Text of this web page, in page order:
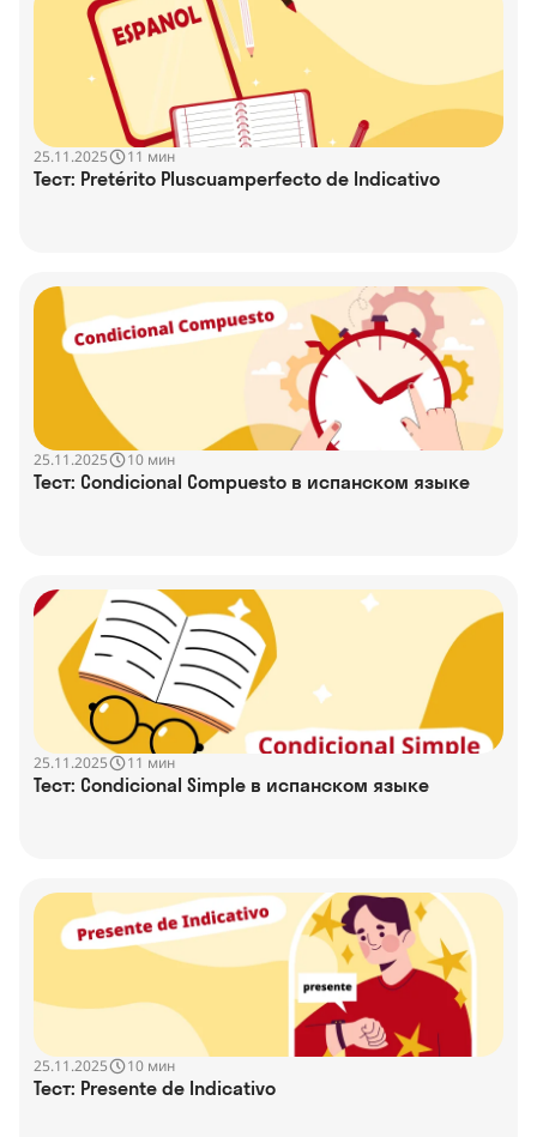
25.11.2025 11 мин
Тест: Pretérito Pluscuamperfecto de Indicativo
25.11.2025 10 мин
Тест: Condicional Compuesto в испанском языке
25.11.2025 11 мин
Тест: Condicional Simple в испанском языке
25.11.2025 10 мин
Тест: Presente de Indicativo